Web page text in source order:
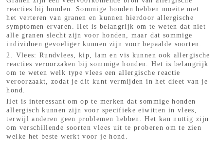
reacties bij honden. Sommige honden hebben moeite met
het verteren van granen en kunnen hierdoor allergische
symptomen ervaren. Het is belangrijk om te weten dat niet
alle granen slecht zijn voor honden, maar dat sommige
individuen gevoeliger kunnen zijn voor bepaalde soorten.
2. Vlees: Rundvlees, kip, lam en vis kunnen ook allergische
reacties veroorzaken bij sommige honden. Het is belangrijk
om te weten welk type vlees een allergische reactie
veroorzaakt, zodat je dit kunt vermijden in het dieet van je
hond.
Het is interessant om op te merken dat sommige honden
allergisch kunnen zijn voor specifieke eiwitten in vlees,
terwijl anderen geen problemen hebben. Het kan nuttig zijn
om verschillende soorten vlees uit te proberen om te zien
welke het beste werkt voor je hond.